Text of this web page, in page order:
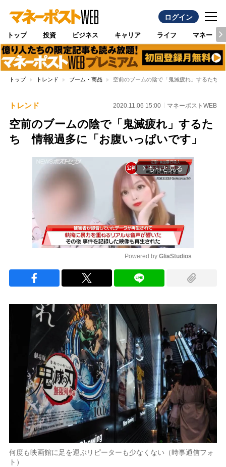
ログイン
トップ 投資 ビジネス キャリア ライフ マネー
トップ トレンド ブーム・商品 空前のブームの陰で「鬼滅疲れ」するたち
トレンド 2020.11.06 15:00 マネーポストWEB
空前のブームの陰で「鬼滅疲れ」するた
ち 情報過多に「お腹いっぱいです」
arrow_forward_ios もっと見る
Powered by GliaStudios
何度も映画館に足を運ぶリピーターも少なくない（時事通信フォ
ト）